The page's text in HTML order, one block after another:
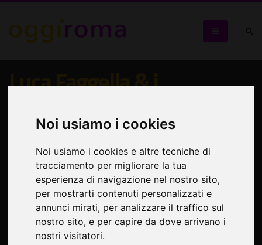
Noi usiamo i cookies
Noi usiamo i cookies e altre tecniche di
tracciamento per migliorare la tua
esperienza di navigazione nel nostro sito,
per mostrarti contenuti personalizzati e
annunci mirati, per analizzare il traffico sul
nostro sito, e per capire da dove arrivano i
nostri visitatori.
Luca Faggella & i
“Tredici canti”: album di
musica etnica
“Tredici canti” - Etnica